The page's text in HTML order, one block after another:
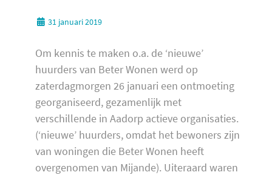
31 januari 2019
Om kennis te maken o.a. de ‘nieuwe’
huurders van Beter Wonen werd op
zaterdagmorgen 26 januari een ontmoeting
georganiseerd, gezamenlijk met
verschillende in Aadorp actieve organisaties.
(‘nieuwe’ huurders, omdat het bewoners zijn
van woningen die Beter Wonen heeft
overgenomen van Mijande). Uiteraard waren